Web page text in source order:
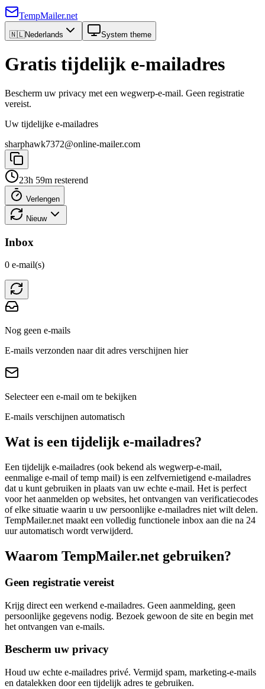
TempMailer.net
🇳🇱Nederlands System theme
Gratis tijdelijk e-mailadres
Bescherm uw privacy met een wegwerp-e-mail. Geen registratie
vereist.
Uw tijdelijke e-mailadres
sharphawk7372@online-mailer.com
23h 59m resterend
Verlengen
Nieuw
Inbox
0 e-mail(s)
Nog geen e-mails
E-mails verzonden naar dit adres verschijnen hier
Selecteer een e-mail om te bekijken
E-mails verschijnen automatisch
Wat is een tijdelijk e-mailadres?
Een tijdelijk e-mailadres (ook bekend als wegwerp-e-mail,
eenmalige e-mail of temp mail) is een zelfvernietigend e-mailadres
dat u kunt gebruiken in plaats van uw echte e-mail. Het is perfect
voor het aanmelden op websites, het ontvangen van verificatiecodes
of elke situatie waarin u uw persoonlijke e-mailadres niet wilt delen.
TempMailer.net maakt een volledig functionele inbox aan die na 24
uur automatisch wordt verwijderd.
Waarom TempMailer.net gebruiken?
Geen registratie vereist
Krijg direct een werkend e-mailadres. Geen aanmelding, geen
persoonlijke gegevens nodig. Bezoek gewoon de site en begin met
het ontvangen van e-mails.
Bescherm uw privacy
Houd uw echte e-mailadres privé. Vermijd spam, marketing-e-mails
en datalekken door een tijdelijk adres te gebruiken.